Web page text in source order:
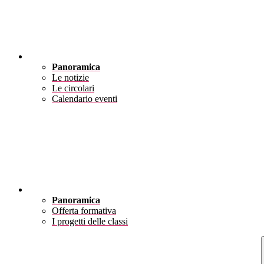
Panoramica
Le notizie
Le circolari
Calendario eventi
Panoramica
Offerta formativa
I progetti delle classi